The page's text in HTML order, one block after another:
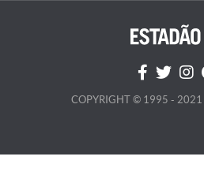
COPYRIGHT © 1995 - 2021